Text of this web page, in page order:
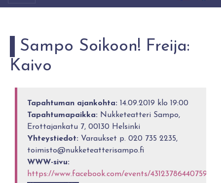
Sampo Soikoon! Freija:
Kaivo
Tapahtuman ajankohta: 14.09.2019 klo 19:00
Tapahtumapaikka: Nukketeatteri Sampo,
Erottajankatu 7, 00130 Helsinki
Yhteystiedot: Varaukset p. 020 735 2235,
toimisto@nukketeatterisampo.fi
WWW-sivu:
https://www.facebook.com/events/431237864407594/